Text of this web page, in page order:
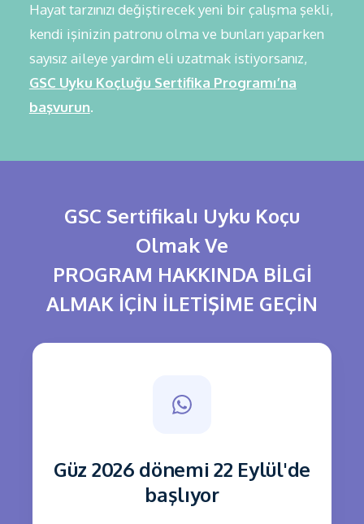
Hayat tarzınızı değiştirecek yeni bir çalışma şekli,
kendi işinizin patronu olma ve bunları yaparken
sayısız aileye yardım eli uzatmak istiyorsanız,
GSC Uyku Koçluğu Sertifika Programı’na
başvurun.
GSC Sertifikalı Uyku Koçu
Olmak Ve
PROGRAM HAKKINDA BİLGİ
ALMAK İÇİN İLETİŞİME GEÇİN
Güz 2026 dönemi 22 Eylül'de
başlıyor